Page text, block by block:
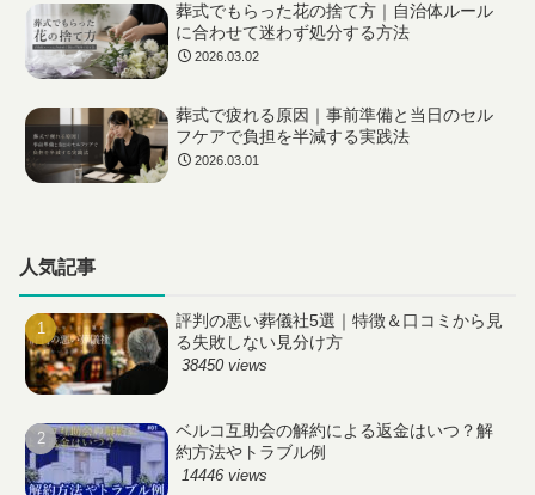
葬式でもらった花の捨て方｜自治体ルール
に合わせて迷わず処分する方法
2026.03.02
葬式で疲れる原因｜事前準備と当日のセル
フケアで負担を半減する実践法
2026.03.01
人気記事
評判の悪い葬儀社5選｜特徴＆口コミから見
る失敗しない見分け方
38450 views
ベルコ互助会の解約による返金はいつ？解
約方法やトラブル例
14446 views